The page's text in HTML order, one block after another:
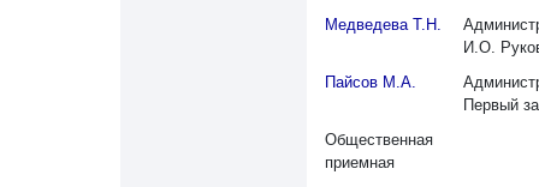
Медведева Т.Н.
И.О.
Пайсов М.А.
Первый
Общественная
приемная